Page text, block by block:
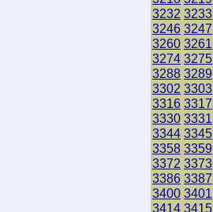
3232 3233
3246 3247
3260 3261
3274 3275
3288 3289
3302 3303
3316 3317
3330 3331
3344 3345
3358 3359
3372 3373
3386 3387
3400 3401
3414 3415